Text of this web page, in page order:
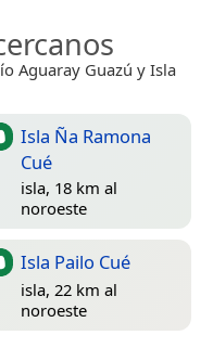
Aguaray Guazú y Isla
Isla Ña Ramona
Cué
isla, 18 km al
noroeste
Isla Pailo Cué
isla, 22 km al
noroeste